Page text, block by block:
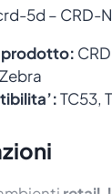
5d – CRD-
Zebra
TC53,